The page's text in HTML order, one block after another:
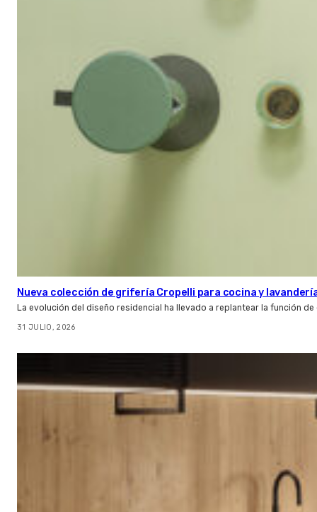
Nueva colección de grifería Cropelli para cocina y
La evolución del diseño residencial ha llevado a replantear la función
31 JULIO, 2026